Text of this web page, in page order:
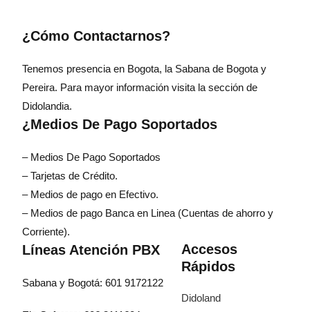
¿Cómo Contactarnos?
Tenemos presencia en Bogota, la Sabana de Bogota y
Pereira. Para mayor información visita la sección de
Didolandia.
¿Medios De Pago Soportados
– Medios De Pago Soportados
– Tarjetas de Crédito.
– Medios de pago en Efectivo.
– Medios de pago Banca en Linea (Cuentas de ahorro y
Corriente).
Líneas Atención PBX
Sabana y Bogotá: 601 9172122
Accesos
Rápidos
Didoland